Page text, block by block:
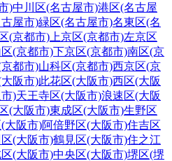
)中川区(名古屋市)港区(名古屋
屋市)緑区(名古屋市)名東区(名
(京都市) 上京区(京都市)左京区
(京都市)下京区(京都市)南区(京
都市)山科区(京都市)西京区(京
阪市)此花区(大阪市)西区(大阪
)天王寺区(大阪市)浪速区(大阪
(大阪市)東成区(大阪市)生野区
大阪市)阿倍野区(大阪市)住吉区
(大阪市)鶴見区(大阪市)住之江
(大阪市)中央区(大阪市)堺区(堺